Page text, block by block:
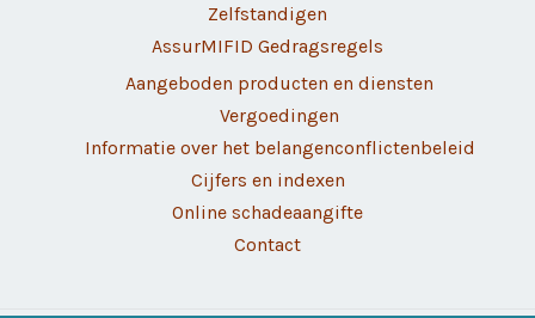
Zelfstandigen
AssurMIFID Gedragsregels
Aangeboden producten en diensten
Vergoedingen
Informatie over het belangenconflictenbeleid
Cijfers en indexen
Online schadeaangifte
Contact